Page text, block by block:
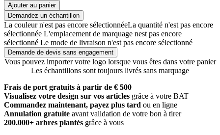
Ajouter au panier
Demandez un échantillon
La couleur n'est pas encore sélectionnéeLa quantité n'est pas encore
sélectionnée L'emplacement de marquage nest pas encore
sélectionné Le mode de livraison n'est pas encore sélectionné
Demande de devis sans engagement
Vous pouvez importer votre logo lorsque vous êtes dans votre panier
Les échantillons sont toujours livrés sans marquage
Frais de port gratuits à partir de € 500
Visualisez votre design sur vos articles grâce à votre BAT
Commandez maintenant, payez plus tard ou en ligne
Annulation gratuite avant validation de votre bon à tirer
200.000+ arbres plantés grâce à vous